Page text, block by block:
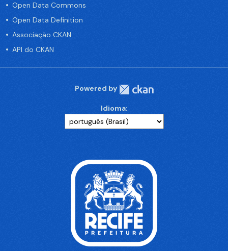
Open Data Commons
Open Data Definition
Associação CKAN
API do CKAN
Powered by
Idioma